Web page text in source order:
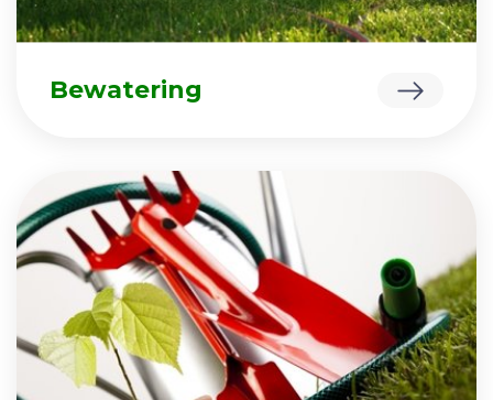
Bewatering